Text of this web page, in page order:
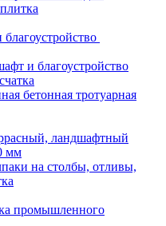
и благоустройство
бетонная тротуарная
ландшафтный
мм
на столбы, отливы,
промышленного